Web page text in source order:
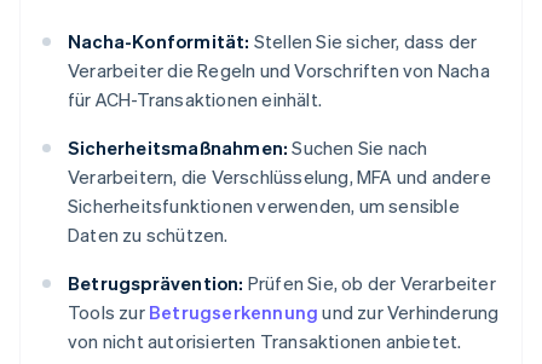
Nacha-Konformität: Stellen Sie sicher, dass der
Verarbeiter die Regeln und Vorschriften von Nacha
für ACH-Transaktionen einhält.
Sicherheitsmaßnahmen: Suchen Sie nach
Verarbeitern, die Verschlüsselung, MFA und andere
Sicherheitsfunktionen verwenden, um sensible
Daten zu schützen.
Betrugsprävention: Prüfen Sie, ob der Verarbeiter
Tools zur Betrugserkennung und zur Verhinderung
von nicht autorisierten Transaktionen anbietet.